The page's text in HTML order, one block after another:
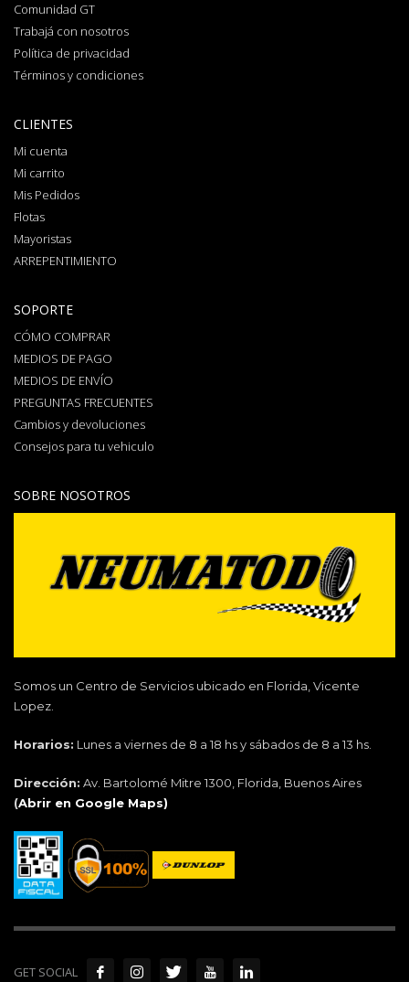
Comunidad GT
Trabajá con nosotros
Política de privacidad
Términos y condiciones
CLIENTES
Mi cuenta
Mi carrito
Mis Pedidos
Flotas
Mayoristas
ARREPENTIMIENTO
SOPORTE
CÓMO COMPRAR
MEDIOS DE PAGO
MEDIOS DE ENVÍO
PREGUNTAS FRECUENTES
Cambios y devoluciones
Consejos para tu vehiculo
SOBRE NOSOTROS
Somos un Centro de Servicios ubicado en Florida, Vicente
Lopez.
Horarios: Lunes a viernes de 8 a 18 hs y sábados de 8 a 13 hs.
Dirección: Av. Bartolomé Mitre 1300, Florida, Buenos Aires
(Abrir en Google Maps)
GET SOCIAL